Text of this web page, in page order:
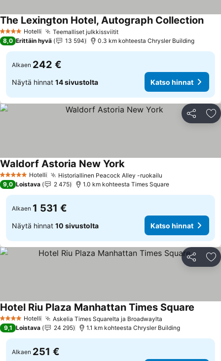
4 Tähtiluokitus
Hotelli Teemalliset julkkissviititKatso hinnat
The Lexington Hotel, Autograph Collection
8,0 Erittäin hyvä 13 594 0.3 km kohteesta Chrysler Building
Alkaen 242 €
Näytä hinnat 14 sivustolta Katso hinnat
Jaa
5 Tähtiluokitus
Hotelli Historiallinen Peacock Alley -ruokailu
Waldorf Astoria New YorkKatso hinnat
9,0 Loistava 2 475 1.0 km kohteesta Times Square
Alkaen 1 531 €
Näytä hinnat 10 sivustolta Katso hinnat
Jaa
4 Tähtiluokitus
Hotelli Askelia Times Squarelta ja Broadwaylta
Hotel Riu Plaza Manhattan Times Square
9,1 Loistava 24 295 1.1 km kohteesta Chrysler Building
Alkaen 251 €